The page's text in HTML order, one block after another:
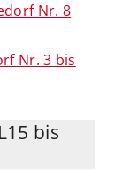
Nr. 8
Nr. 3 bis
bis